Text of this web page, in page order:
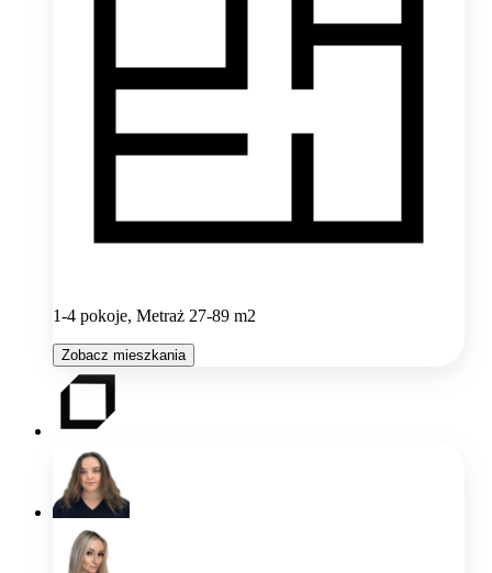
1-4 pokoje, Metraż 27-89 m2
Zobacz mieszkania